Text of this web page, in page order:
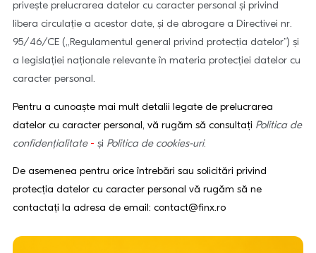
privește prelucrarea datelor cu caracter personal și privind
libera circulație a acestor date, și de abrogare a Directivei nr.
95/46/CE (,,Regulamentul general privind protecția datelor’’) și
a legislației naționale relevante în materia protecției datelor cu
caracter personal.
Pentru a cunoaște mai mult detalii legate de prelucrarea
datelor cu caracter personal, vă rugăm să consultați Politica de
confidențialitate - și Politica de cookies-uri.
De asemenea pentru orice întrebări sau solicitări privind
protecția datelor cu caracter personal vă rugăm să ne
contactați la adresa de email: contact@finx.ro